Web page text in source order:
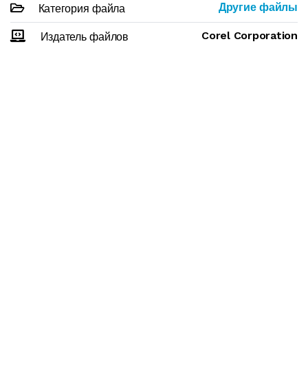
Категория файла Другие файлы
Издатель файлов Corel Corporation